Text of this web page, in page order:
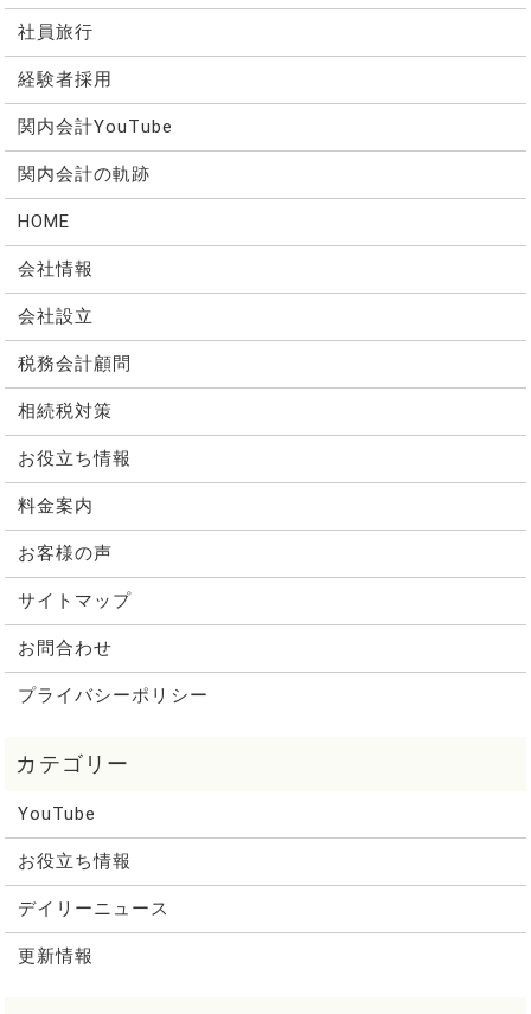
社員旅行
経験者採用
関内会計YouTube
関内会計の軌跡
HOME
会社情報
会社設立
税務会計顧問
相続税対策
お役立ち情報
料金案内
お客様の声
サイトマップ
お問合わせ
プライバシーポリシー
YouTube
お役立ち情報
デイリーニュース
更新情報